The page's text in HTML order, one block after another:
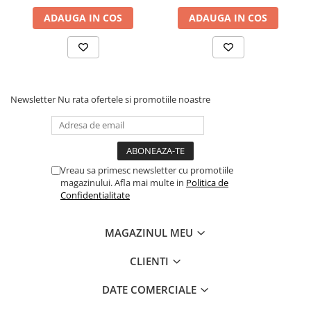
ADAUGA IN COS ADAUGA IN COS
Newsletter Nu rata ofertele si promotiile noastre
Vreau sa primesc newsletter cu promotiile
magazinului. Afla mai multe in Politica de
Confidentialitate
MAGAZINUL MEU
CLIENTI
DATE COMERCIALE